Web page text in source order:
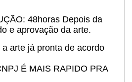
48horas Depois da
e aprovação da arte.
arte já pronta de acordo
É MAIS RAPIDO PRA